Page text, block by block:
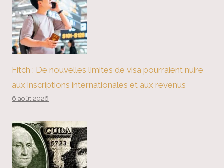
Fitch : De nouvelles limites de visa pourraient nuire
aux inscriptions internationales et aux revenus
6 août 2026